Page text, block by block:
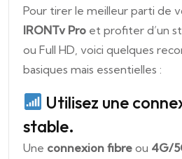
Pour tirer le meilleur parti de
IRONTv Pro et profiter d’un
ou Full HD, voici quelques
basiques mais essentielles :
Utilisez une
stable.
Une connexion fibre ou 4G/